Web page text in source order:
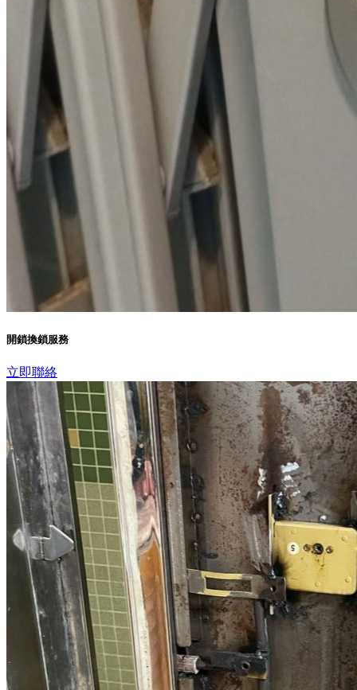
開鎖換鎖服務
立即聯絡